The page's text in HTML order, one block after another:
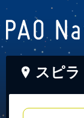
スピ